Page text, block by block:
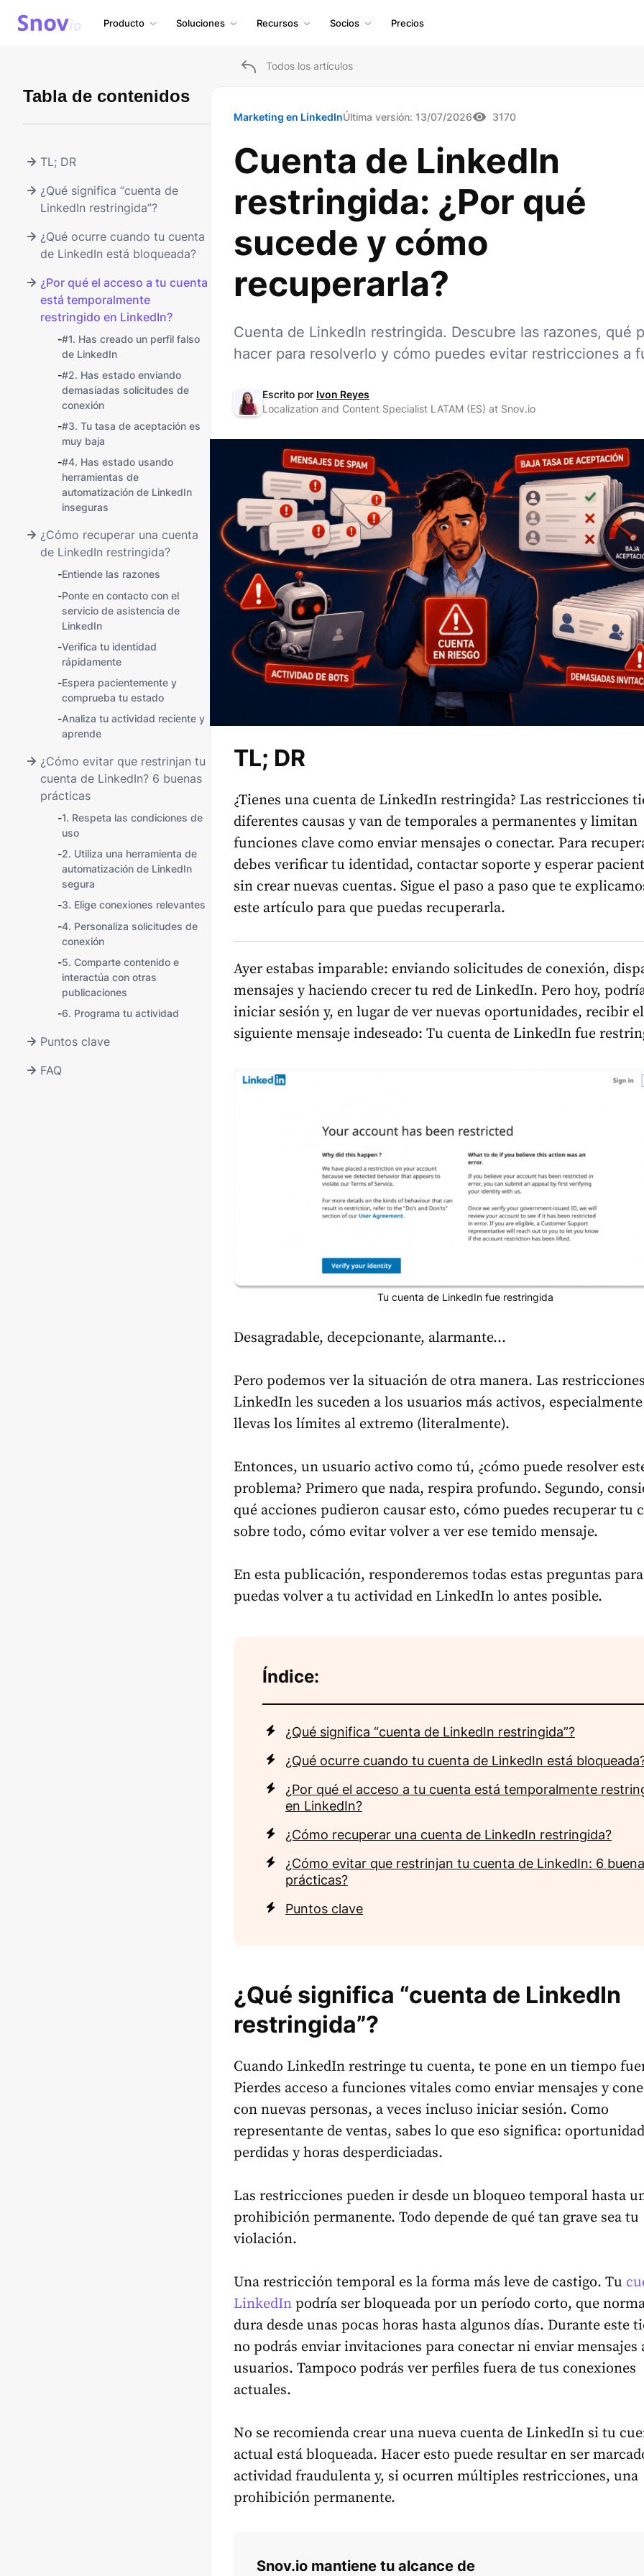
Producto Soluciones Recursos Socios Precios
Todos los artículos
Tabla de contenidos
TL; DR
¿Qué significa “cuenta de
LinkedIn restringida”?
¿Qué ocurre cuando tu cuenta
de LinkedIn está bloqueada?
¿Por qué el acceso a tu cuenta
está temporalmente
restringido en LinkedIn?
-#1. Has creado un perfil falso
de LinkedIn
-#2. Has estado enviando
demasiadas solicitudes de
conexión
-#3. Tu tasa de aceptación es
muy baja
-#4. Has estado usando
herramientas de
automatización de LinkedIn
inseguras
¿Cómo recuperar una cuenta
de LinkedIn restringida?
-Entiende las razones
-Ponte en contacto con el
servicio de asistencia de
LinkedIn
-Verifica tu identidad
rápidamente
-Espera pacientemente y
comprueba tu estado
-Analiza tu actividad reciente y
aprende
¿Cómo evitar que restrinjan tu
cuenta de LinkedIn? 6 buenas
prácticas
-1. Respeta las condiciones de
uso
-2. Utiliza una herramienta de
automatización de LinkedIn
segura
-3. Elige conexiones relevantes
-4. Personaliza solicitudes de
conexión
-5. Comparte contenido e
interactúa con otras
publicaciones
-6. Programa tu actividad
Puntos clave
FAQ
Marketing en LinkedInÚltima versión: 13/07/2026 3170
Cuenta de LinkedIn
restringida: ¿Por qué
sucede y cómo
recuperarla?
Cuenta de LinkedIn restringida. Descubre las razones, qué
hacer para resolverlo y cómo puedes evitar restricciones a
Escrito por Ivon Reyes
Localization and Content Specialist LATAM (ES) at Snov.io
TL; DR
¿Tienes una cuenta de LinkedIn restringida? Las restricciones
diferentes causas y van de temporales a permanentes y limitan
funciones clave como enviar mensajes o conectar. Para
debes verificar tu identidad, contactar soporte y esperar
sin crear nuevas cuentas. Sigue el paso a paso que te
este artículo para que puedas recuperarla.
Ayer estabas imparable: enviando solicitudes de conexión,
mensajes y haciendo crecer tu red de LinkedIn. Pero hoy,
iniciar sesión y, en lugar de ver nuevas oportunidades, recibir el
siguiente mensaje indeseado: Tu cuenta de LinkedIn fue
Tu cuenta de LinkedIn fue restringida
Desagradable, decepcionante, alarmante…
Pero podemos ver la situación de otra manera. Las
LinkedIn les suceden a los usuarios más activos,
llevas los límites al extremo (literalmente).
Entonces, un usuario activo como tú, ¿cómo puede resolver
problema? Primero que nada, respira profundo. Segundo,
qué acciones pudieron causar esto, cómo puedes recuperar tu
sobre todo, cómo evitar volver a ver ese temido mensaje.
En esta publicación, responderemos todas estas preguntas
puedas volver a tu actividad en LinkedIn lo antes posible.
Índice:
¿Qué significa “cuenta de LinkedIn restringida”?
¿Qué ocurre cuando tu cuenta de LinkedIn está
¿Por qué el acceso a tu cuenta está temporalmente
en LinkedIn?
¿Cómo recuperar una cuenta de LinkedIn restringida?
¿Cómo evitar que restrinjan tu cuenta de LinkedIn: 6
prácticas?
Puntos clave
¿Qué significa “cuenta de LinkedIn
restringida”?
Cuando LinkedIn restringe tu cuenta, te pone en un tiempo
Pierdes acceso a funciones vitales como enviar mensajes y
con nuevas personas, a veces incluso iniciar sesión. Como
representante de ventas, sabes lo que eso significa:
perdidas y horas desperdiciadas.
Las restricciones pueden ir desde un bloqueo temporal hasta
prohibición permanente. Todo depende de qué tan grave sea tu
violación.
Una restricción temporal es la forma más leve de castigo. Tu
LinkedIn podría ser bloqueada por un período corto, que
dura desde unas pocas horas hasta algunos días. Durante este
no podrás enviar invitaciones para conectar ni enviar mensajes
usuarios. Tampoco podrás ver perfiles fuera de tus conexiones
actuales.
No se recomienda crear una nueva cuenta de LinkedIn si tu
actual está bloqueada. Hacer esto puede resultar en ser
actividad fraudulenta y, si ocurren múltiples restricciones, una
prohibición permanente.
Snov.io mantiene tu alcance de